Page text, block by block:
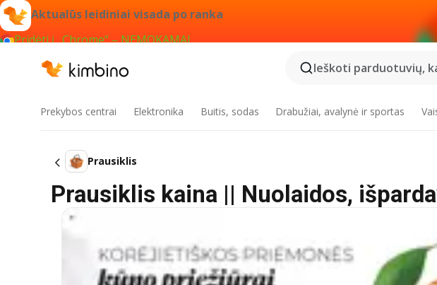
Aktualūs leidiniai visada po ranka
Pridėti į „Chrome“ – NEMOKAMAI
Ieškoti parduotuvių,
Prekybos centrai Elektronika Buitis, sodas Drabužiai, avalynė ir sportas
Prausiklis
Prausiklis kaina || Nuolaidos,